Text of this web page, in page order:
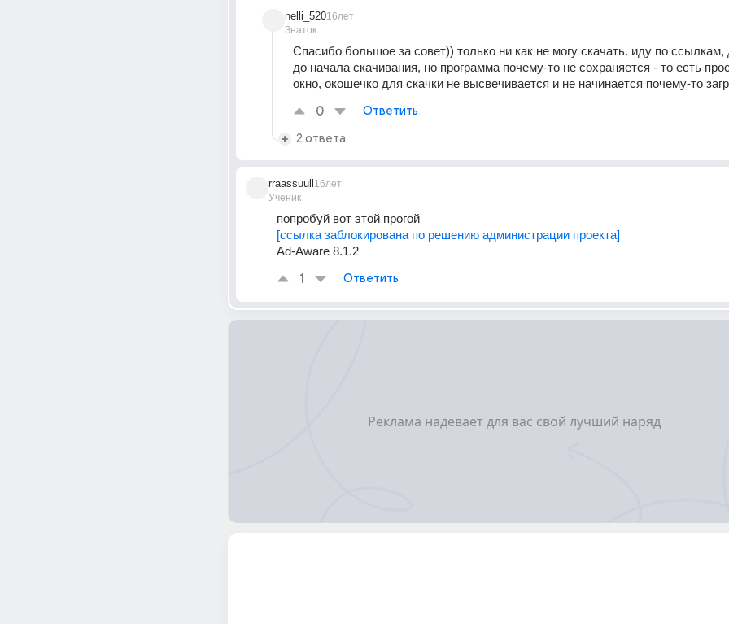
nelli_520
Знаток
16лет
Спасибо большое за совет)) только ни как не могу скачать. иду по ссылкам,
до начала скачивания, но программа почему-то не сохраняется - то есть
окно, окошечко для скачки не высвечивается и не начинается почему-то
0 Ответить
2 ответа
rraassuull
Ученик
16лет
попробуй вот этой прогой
[ссылка заблокирована по решению администрации проекта]
Ad-Aware 8.1.2
1 Ответить